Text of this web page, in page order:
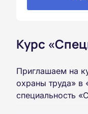
Курс
Приглашаем на
охраны труда» в
специальность